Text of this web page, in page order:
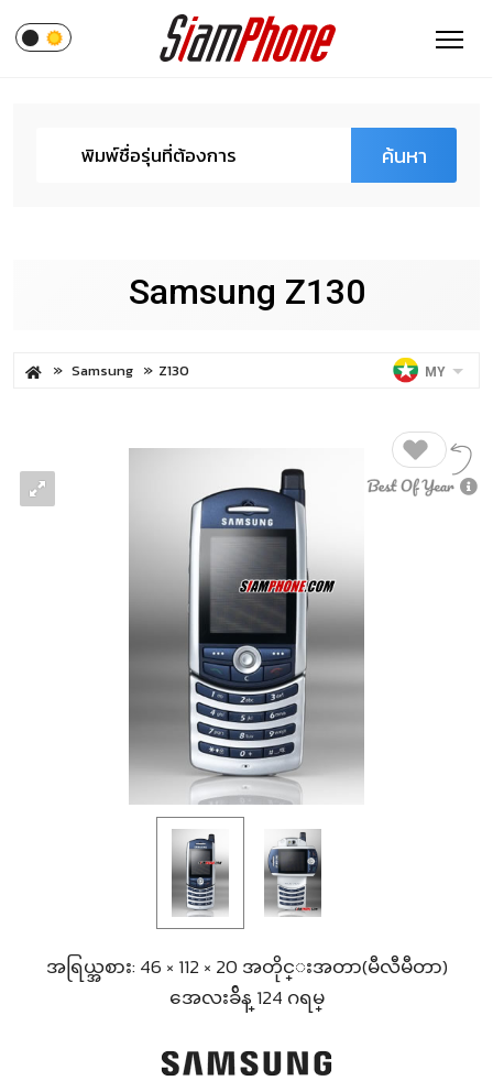
ค้นหา
Samsung Z130
Samsung Z130 MY
အရြယ္အစား: 46 × 112 × 20 အတိုင္းအတာ(မီလီမီတာ)
အေလးခ်ိန္ 124 ဂရမ္